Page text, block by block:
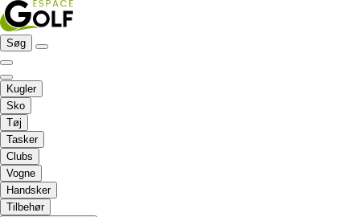
Søg
Kugler
Sko
Tøj
Tasker
Clubs
Vogne
Handsker
Tilbehør